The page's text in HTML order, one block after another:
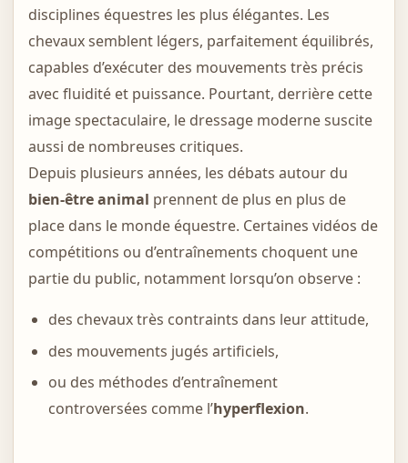
disciplines équestres les plus élégantes. Les
chevaux semblent légers, parfaitement équilibrés,
capables d’exécuter des mouvements très précis
avec fluidité et puissance. Pourtant, derrière cette
image spectaculaire, le dressage moderne suscite
aussi de nombreuses critiques.
Depuis plusieurs années, les débats autour du
bien-être animal prennent de plus en plus de
place dans le monde équestre. Certaines vidéos de
compétitions ou d’entraînements choquent une
partie du public, notamment lorsqu’on observe :
des chevaux très contraints dans leur attitude,
des mouvements jugés artificiels,
ou des méthodes d’entraînement
controversées comme l’hyperflexion.